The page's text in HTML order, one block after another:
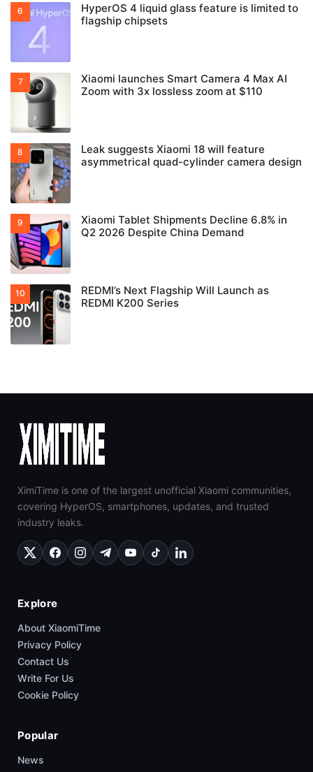
HyperOS 4 liquid glass feature is limited to
flagship chipsets
Xiaomi launches Smart Camera 4 Max AI
Zoom with 3x lossless zoom at $110
Leak suggests Xiaomi 18 will feature
asymmetrical quad-cylinder camera design
Xiaomi Tablet Shipments Decline 6.8% in
Q2 2026 Despite China Demand
REDMI’s Next Flagship Will Launch as
REDMI K200 Series
XimiTime is one of the largest unofficial Xiaomi communities,
covering HyperOS, smartphones, updates, and trusted
industry leaks.
Explore
About XiaomiTime
Privacy Policy
Contact Us
Write For Us
Cookie Policy
Popular
News